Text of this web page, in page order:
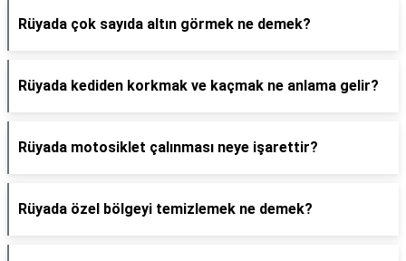
Rüyada çok sayıda altın görmek ne demek?
Rüyada kediden korkmak ve kaçmak ne anlama gelir?
Rüyada motosiklet çalınması neye işarettir?
Rüyada özel bölgeyi temizlemek ne demek?